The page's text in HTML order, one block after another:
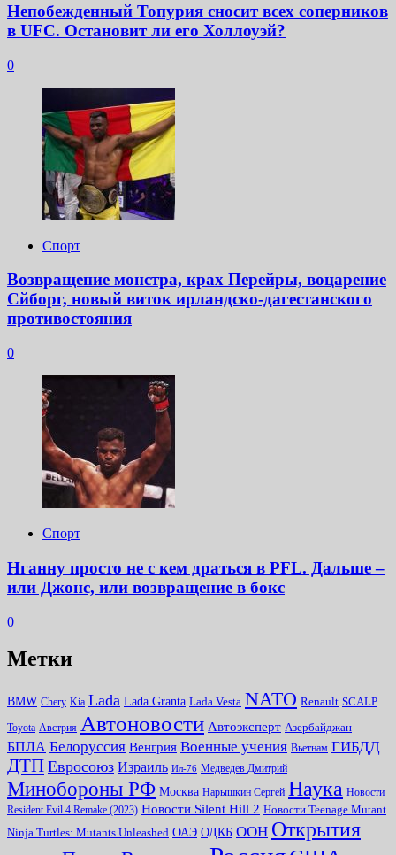
Непобежденный Топурия сносит всех соперников
в UFC. Остановит ли его Холлоуэй?
0
Спорт
Возвращение монстра, крах Перейры, воцарение
Сйборг, новый виток ирландско-дагестанского
противостояния
0
Спорт
Нганну просто не с кем драться в PFL. Дальше –
или Джонс, или возвращение в бокс
0
Метки
BMW Chery Kia Lada Lada Granta Lada Vesta NATO Renault SCALP
Toyota Австрия Автоновости Автоэксперт Азербайджан
БПЛА Белоруссия Венгрия Военные учения Вьетнам ГИБДД
ДТП Евросоюз Израиль Ил-76 Медведев Дмитрий
Минoбороны РФ Москва Нарышкин Сергей Наука Новости
Resident Evil 4 Remake (2023) Новости Silent Hill 2 Новости Teenage Mutant
Ninja Turtles: Mutants Unleashed ОАЭ ОДКБ ООН Открытия